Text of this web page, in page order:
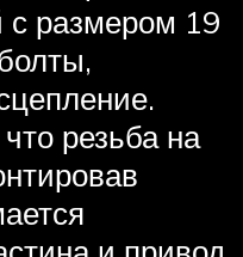
с размером 19
резьба на